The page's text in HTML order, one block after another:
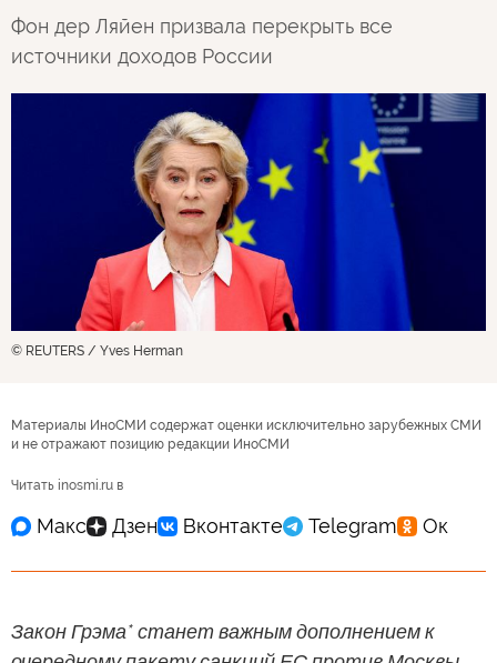
Фон дер Ляйен призвала перекрыть все
источники доходов России
© REUTERS / Yves Herman
Материалы ИноСМИ содержат оценки исключительно зарубежных СМИ
и не отражают позицию редакции ИноСМИ
Читать inosmi.ru в
Закон Грэма* станет важным дополнением к